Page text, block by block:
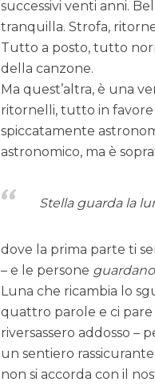
successivi venti anni.
tranquilla. Strofa,
Tutto a posto, tutto
della canzone.
Ma quest’altra, è una
ritornelli, tutto in
spiccatamente
astronomico, ma è
Stella guarda la
dove la prima parte ti
– e le persone guardano
Luna che ricambia lo
quattro parole e ci
riversassero addosso –
un sentiero
non si accorda con il